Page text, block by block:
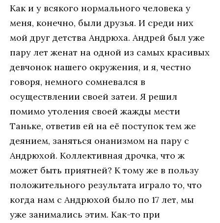
Как и у всякого нормального человека у
меня, конечно, были друзья. И среди них
мой друг детства Андрюха. Андрей был уже
пару лет женат на одной из самых красивых
девчонок нашего окружения, и я, честно
говоря, немного сомневался в
осуществлении своей затеи. Я решил
помимо утоления своей жажды мести
Таньке, ответив ей на её поступок тем же
деянием, заняться онанизмом на пару с
Андрюхой. Коллективная дрочка, что ж
может быть приятней? К тому же в пользу
положительного результата играло то, что
когда нам с Андрюхой было по 17 лет, мы
уже занимались этим. Как-то при